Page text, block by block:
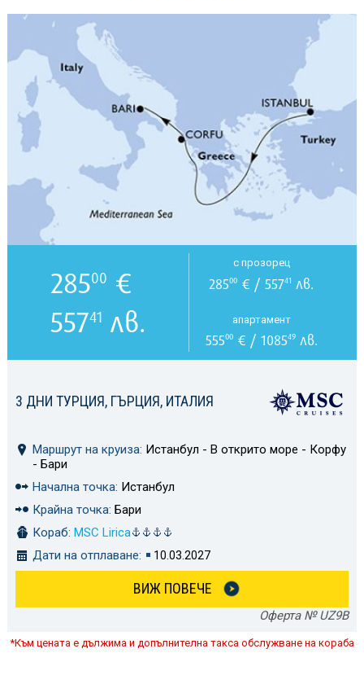
3 ДНИ ТУРЦИЯ, ГЪРЦИЯ, ИТАЛИЯ
Маршрут на круиза: Истанбул - В открито море - Корфу
- Бари
Начална точка: Истанбул
Крайна точка: Бари
Кораб: MSC Lirica
Дати на отплаване:
10.03.2027
ВИЖ ПОВЕЧЕ
Оферта № UZ9B
28500 €
55741 лв.
с прозорец
28500 € / 55741 лв.
апартамент
55500€ / 108549лв.
*Към цената е дължима и допълнителна такса обслужване на кораба